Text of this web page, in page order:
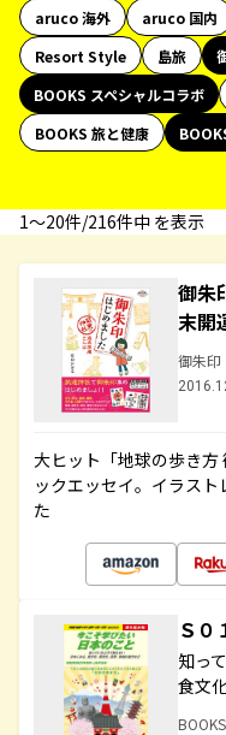
aruco 海外
aruco 国内
Resort Style
島旅
BOOKS スペシャルコラボ
BOOKS 旅と健康
1〜20件/216件中 を表示
御朱
末開
御朱印
大ヒット「地球の歩き方
ックエッセイ。イラス
た
Ｓ
知っ
食文